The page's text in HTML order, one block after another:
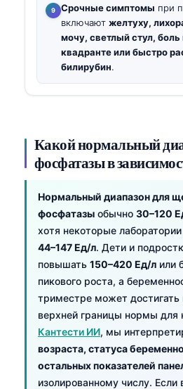
Срочные симптомы при
включают желтуху,
мочу, светлый стул,
квадранте или быстро
билирубин.
Какой нормальный
фосфатазы в
Нормальный диапазон для
фосфатазы обычно 30–120
хотя некоторые
44–147 Ед/л. Дети и
повышать 150–420 Ед/л или
пикового роста, а
триместре может
верхней границы нормы для
Кантести ИИ, мы
возраста, статуса
остальных показателей
изолированному числу. Если